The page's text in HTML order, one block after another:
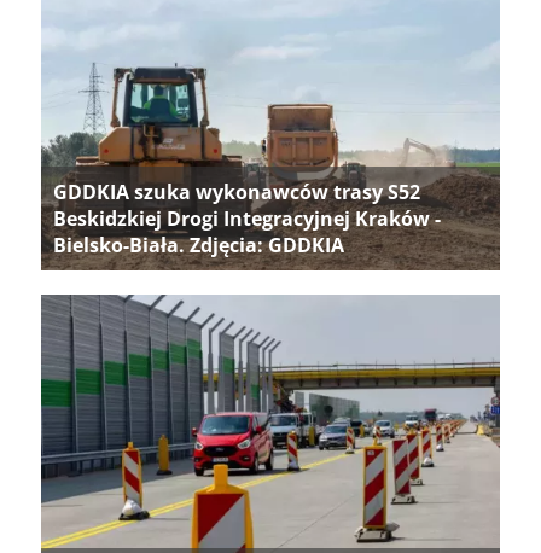
GDDKIA szuka wykonawców trasy S52
Beskidzkiej Drogi Integracyjnej Kraków -
Bielsko-Biała. Zdjęcia: GDDKIA